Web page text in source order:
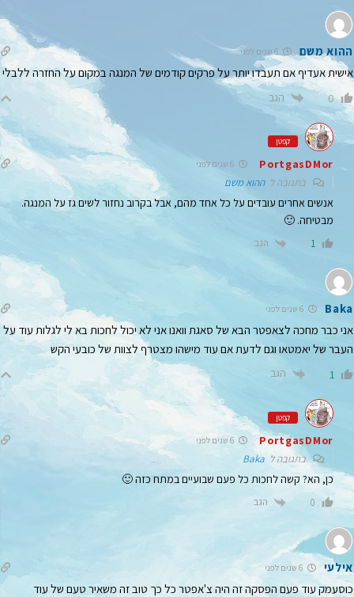
ההוא משם
אישית אעדיף אם תעבדו יותר על פרקים קודמים של המנגה במקום על החזרה ללבלי
0 הגב
קפטן
PortgasDMor
בתגובה לההוא משם
אנשים אחרים עובדים על כל אחד מהם, אבל בקרוב נחזור לשים גז על המנגה.
מבטיחה. 🙂
1 הגב
Baka
אני כבר מחכה לצאפטר הבא של סאגת וואנו אני לא יכול לחכות בא לי לגלות עוד על
העבר של יאמטאו וגם לדעת אם עוד מישהו מצטרף לצוות של כובעי הקש
1 הגב
קפטן
PortgasDMor
בתגובה ל Baka
כן, הא? קשה לחכות כל פעם שבועיים במתח כזה 🙂
0 הגב
אילעי 6 שנים לפני
כוסעמק עוד פעם הפסקה זה היה צ'אפטר כל כך טוב זה משאיר טעם של עוד